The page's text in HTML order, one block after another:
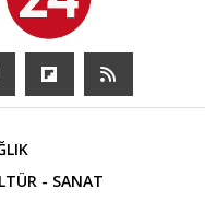
- SANAT